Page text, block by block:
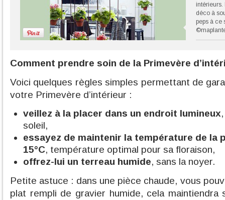
intérieurs.
déco à
peps à ce
Comment prendre soin de la Primevère
Voici quelques règles simples permettant de
votre Primevère d’intérieur :
veillez à la placer dans un endroit lumineux
soleil,
essayez de maintenir la température de la
15°C, température optimal pour sa floraison,
offrez-lui un terreau humide, sans la noyer.
Petite astuce : dans une pièce chaude, vous
plat rempli de gravier humide, cela maintiendra